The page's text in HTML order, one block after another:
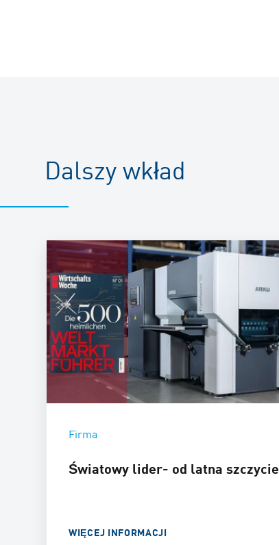
Dalszy wkład
Firma
Światowy lider- od latna szczycie
WIĘCEJ INFORMACJI